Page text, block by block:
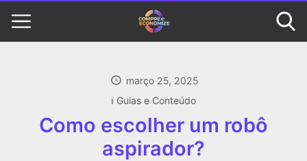
março 25, 2025
ℹ️ Guias e Conteúdo
Como escolher um robô
aspirador?